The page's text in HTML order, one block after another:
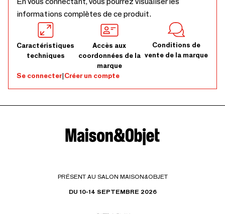
informations complètes de ce produit.
Caractéristiques
techniques
Accès aux
coordonnées de la
marque
Conditions de
vente de la marque
Se connecter|Créer un compte
PRÉSENT AU SALON MAISON&OBJET
DU 10-14 SEPTEMBRE 2026